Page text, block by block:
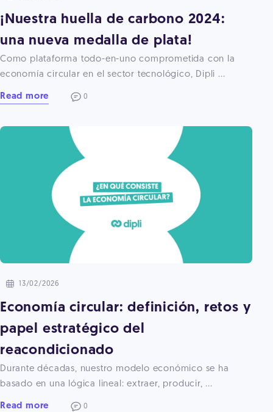
¡Nuestra huella de carbono 2024:
una nueva medalla de plata!
Como plataforma todo-en-uno comprometida con la
economía circular en el sector tecnológico, Dipli ...
Read more 0
13/02/2026
Economía circular: definición, retos y
papel estratégico del
reacondicionado
Durante décadas, nuestro modelo económico se ha
basado en una lógica lineal: extraer, producir, ...
Read more 0